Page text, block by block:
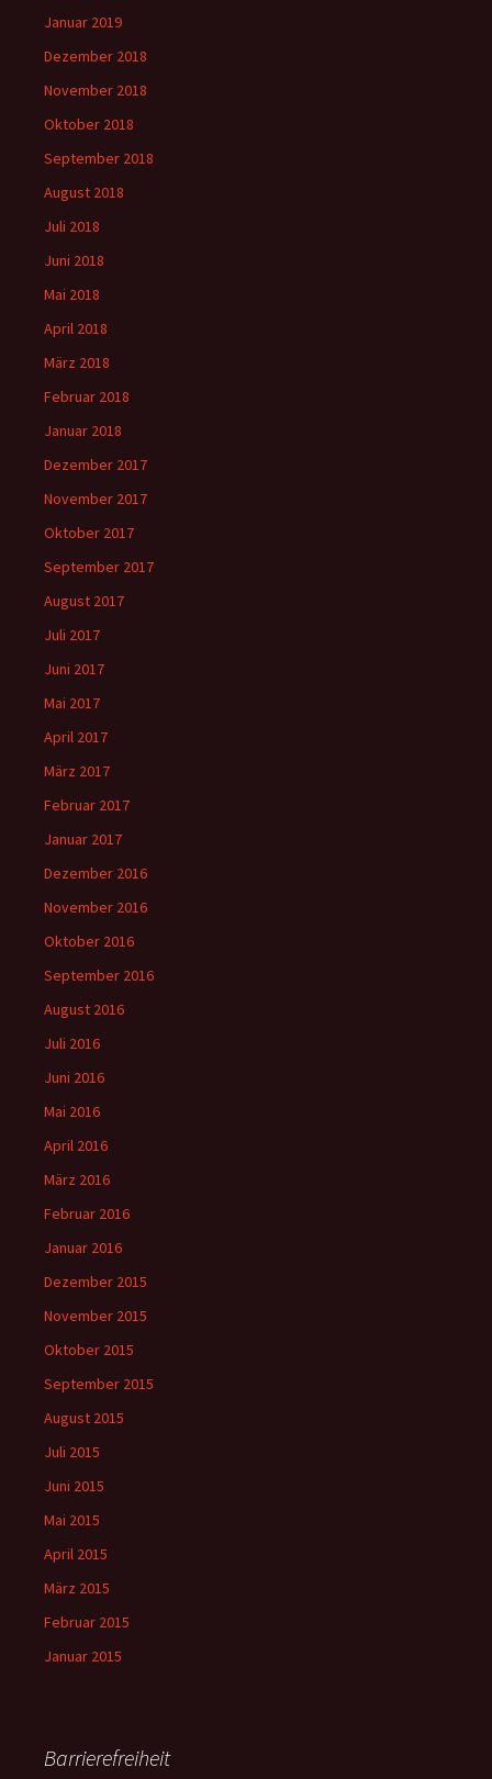
Januar 2019
Dezember 2018
November 2018
Oktober 2018
September 2018
August 2018
Juli 2018
Juni 2018
Mai 2018
April 2018
März 2018
Februar 2018
Januar 2018
Dezember 2017
November 2017
Oktober 2017
September 2017
August 2017
Juli 2017
Juni 2017
Mai 2017
April 2017
März 2017
Februar 2017
Januar 2017
Dezember 2016
November 2016
Oktober 2016
September 2016
August 2016
Juli 2016
Juni 2016
Mai 2016
April 2016
März 2016
Februar 2016
Januar 2016
Dezember 2015
November 2015
Oktober 2015
September 2015
August 2015
Juli 2015
Juni 2015
Mai 2015
April 2015
März 2015
Februar 2015
Januar 2015
Barrierefreiheit